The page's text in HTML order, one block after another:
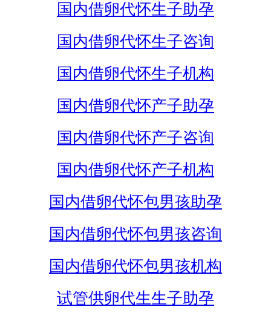
国内借卵代怀生子助孕
国内借卵代怀生子咨询
国内借卵代怀生子机构
国内借卵代怀产子助孕
国内借卵代怀产子咨询
国内借卵代怀产子机构
国内借卵代怀包男孩助孕
国内借卵代怀包男孩咨询
国内借卵代怀包男孩机构
试管供卵代生生子助孕